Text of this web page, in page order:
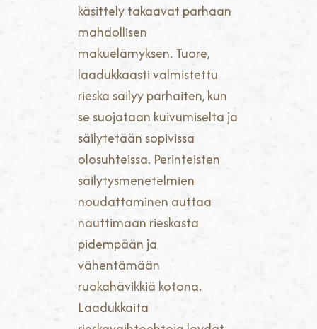
käsittely takaavat parhaan
mahdollisen
makuelämyksen. Tuore,
laadukkaasti valmistettu
rieska säilyy parhaiten, kun
se suojataan kuivumiselta ja
säilytetään sopivissa
olosuhteissa. Perinteisten
säilytysmenetelmien
noudattaminen auttaa
nauttimaan rieskasta
pidempään ja
vähentämään
ruokahävikkiä kotona.
Laadukkaita